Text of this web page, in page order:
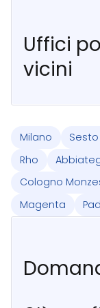
Uffici
vicini
Milano
Rho
Cologno
Magenta